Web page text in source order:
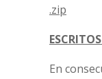
.zip
En